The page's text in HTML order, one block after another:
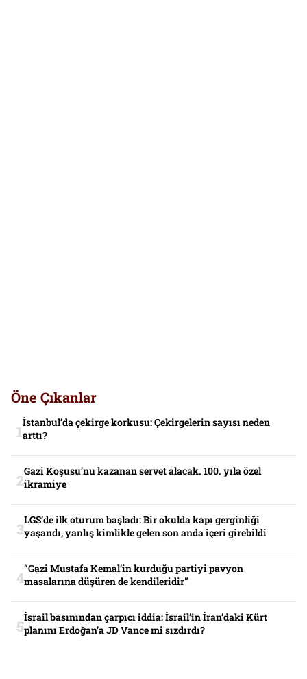
Öne Çıkanlar
İstanbul’da çekirge korkusu: Çekirgelerin sayısı neden
arttı?
Gazi Koşusu’nu kazanan servet alacak. 100. yıla özel
ikramiye
LGS’de ilk oturum başladı: Bir okulda kapı gerginliği
yaşandı, yanlış kimlikle gelen son anda içeri girebildi
“Gazi Mustafa Kemal’in kurduğu partiyi pavyon
masalarına düşüren de kendileridir”
İsrail basınından çarpıcı iddia: İsrail’in İran’daki Kürt
planını Erdoğan’a JD Vance mi sızdırdı?